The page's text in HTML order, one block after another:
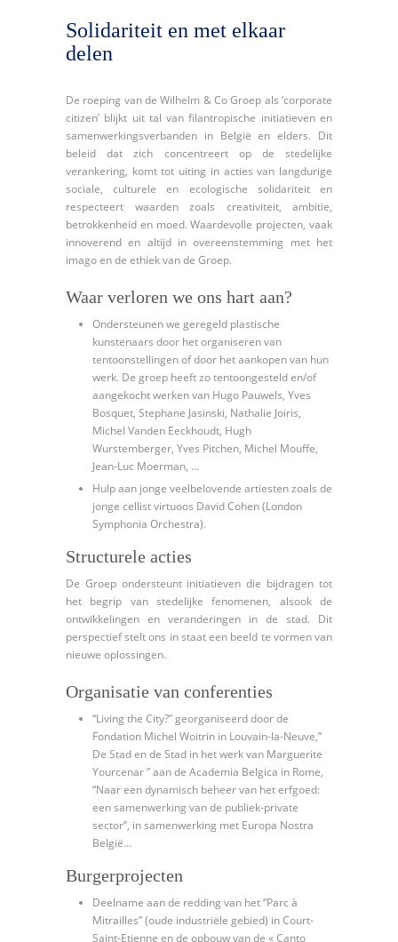
Solidariteit en met elkaar
delen
De roeping van de Wilhelm & Co Groep als ‘corporate
citizen’ blijkt uit tal van filantropische initiatieven en
samenwerkingsverbanden in België en elders. Dit
beleid dat zich concentreert op de stedelijke
verankering, komt tot uiting in acties van langdurige
sociale, culturele en ecologische solidariteit en
respecteert waarden zoals creativiteit, ambitie,
betrokkenheid en moed. Waardevolle projecten, vaak
innoverend en altijd in overeenstemming met het
imago en de ethiek van de Groep.
Waar verloren we ons hart aan?
Ondersteunen we geregeld plastische
kunstenaars door het organiseren van
tentoonstellingen of door het aankopen van hun
werk. De groep heeft zo tentoongesteld en/of
aangekocht werken van Hugo Pauwels, Yves
Bosquet, Stephane Jasinski, Nathalie Joiris,
Michel Vanden Eeckhoudt, Hugh
Wurstemberger, Yves Pitchen, Michel Mouffe,
Jean-Luc Moerman, …
Hulp aan jonge veelbelovende artiesten zoals de
jonge cellist virtuoos David Cohen (London
Symphonia Orchestra).
Structurele acties
De Groep ondersteunt initiatieven die bijdragen tot
het begrip van stedelijke fenomenen, alsook de
ontwikkelingen en veranderingen in de stad. Dit
perspectief stelt ons in staat een beeld te vormen van
nieuwe oplossingen.
Organisatie van conferenties
“Living the City?” georganiseerd door de
Fondation Michel Woitrin in Louvain-la-Neuve,”
De Stad en de Stad in het werk van Marguerite
Yourcenar ” aan de Academia Belgica in Rome,
“Naar een dynamisch beheer van het erfgoed:
een samenwerking van de publiek-private
sector”, in samenwerking met Europa Nostra
België…
Burgerprojecten
Deelname aan de redding van het “Parc à
Mitrailles” (oude industriële gebied) in Court-
Saint-Etienne en de opbouw van de « Canto